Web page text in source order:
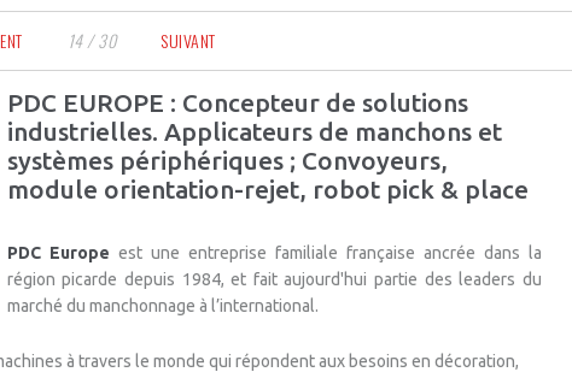
14 / 30 SUIVANT
PDC EUROPE : Concepteur de solutions
industrielles. Applicateurs de manchons et
systèmes périphériques ; Convoyeurs,
module orientation-rejet, robot pick & place
PDC Europe est une entreprise familiale française ancrée dans la
région picarde depuis 1984, et fait aujourd'hui partie des leaders du
marché du manchonnage à l’international.
à travers le monde qui répondent aux besoins en décoration,